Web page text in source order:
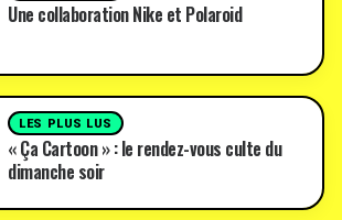
Une collaboration Nike et Polaroid
LES PLUS LUS
« Ça Cartoon » : le rendez-vous culte du
dimanche soir